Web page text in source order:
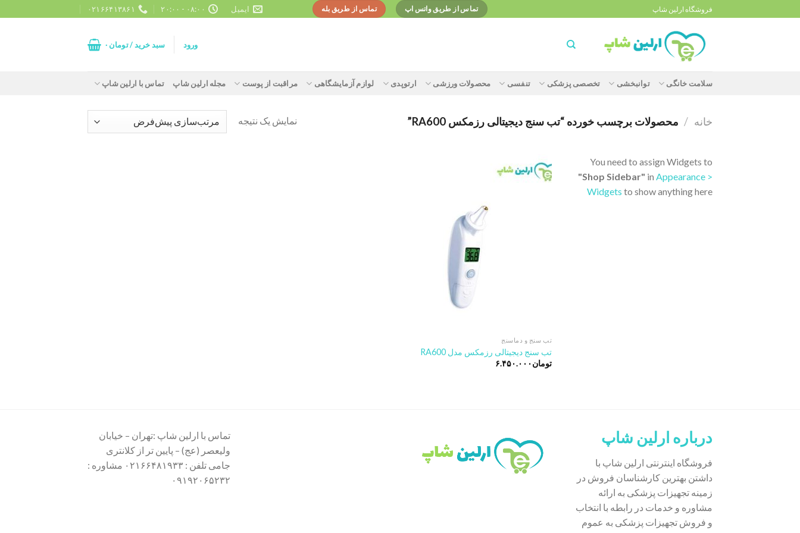
to
فروشگاه ارلین شاپ تماس از طریق واتس اپ تماس از طریق بله ایمیل ۰۸:۰۰ - ۲۰:۰۰ ۰۲۱۶۶۴۱۳۸۶۱
ورود سبد خرید /تومان ۰
سلامت خانگی توانبخشی تخصصی پزشکی تنفسی محصولات ورزشی ارتوپدی لوازم آزمایشگاهی مراقبت از پوست مجله ارلین شاپ تماس با ارلین شاپ
خانه / محصولات برچسب خورده “تب سنج دیجیتالی رزمکس RA600” نمایش یک نتیجه
You need to assign Widgets to
"Shop Sidebar" in Appearance >
Widgets to show anything here
تب سنج و دماسنج
تب سنج دیجیتالی رزمکس مدل RA600
تومان۶.۴۵۰.۰۰۰
درباره ارلین شاپ
فروشگاه اینترنتی ارلین شاپ با
داشتن بهترین کارشناسان فروش در
زمینه تجهیزات پزشکی به ارائه
مشاوره و خدمات در رابطه با انتخاب
و فروش تجهیزات پزشکی به عموم
تماس با ارلین شاپ :تهران – خیابان
ولیعصر (عج) – پایین تر از کلانتری
جامی تلفن : ۰۲۱۶۶۴۸۱۹۳۳ مشاوره :
۰۹۱۹۲۰۶۵۲۳۲